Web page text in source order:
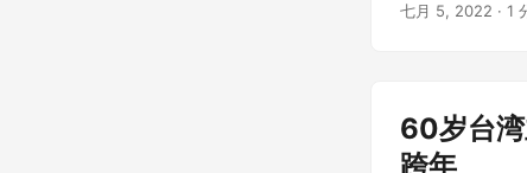
七月 5, 2022 · 1
60岁台
跨年